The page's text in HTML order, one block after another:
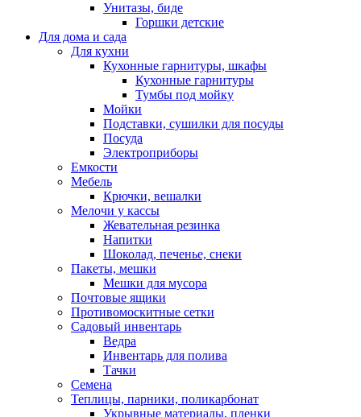
Унитазы, биде
Горшки детские
Для дома и сада
Для кухни
Кухонные гарнитуры, шкафы
Кухонные гарнитуры
Тумбы под мойку
Мойки
Подставки, сушилки для посуды
Посуда
Электроприборы
Емкости
Мебель
Крючки, вешалки
Мелочи у кассы
Жевательная резинка
Напитки
Шоколад, печенье, снеки
Пакеты, мешки
Мешки для мусора
Почтовые ящики
Противомоскитные сетки
Садовый инвентарь
Ведра
Инвентарь для полива
Тачки
Семена
Теплицы, парники, поликарбонат
Укрывные материалы, пленки